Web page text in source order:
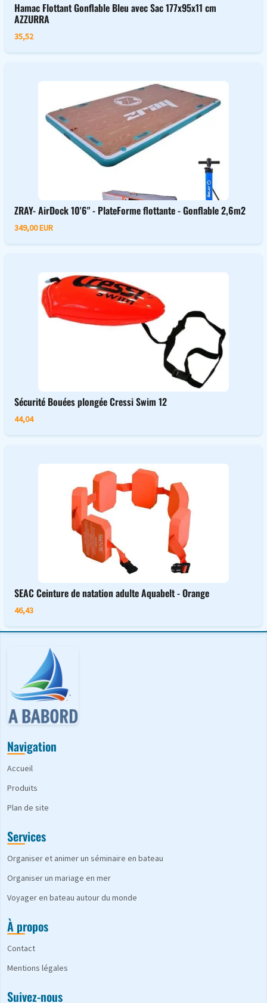
Hamac Flottant Gonflable Bleu avec Sac 177x95x11 cm
AZZURRA
35,52
ZRAY- AirDock 10'6" - PlateForme flottante - Gonflable 2,6m2
349,00 EUR
Sécurité Bouées plongée Cressi Swim 12
44,04
SEAC Ceinture de natation adulte Aquabelt - Orange
46,43
Navigation
Accueil
Produits
Plan de site
Services
Organiser et animer un séminaire en bateau
Organiser un mariage en mer
Voyager en bateau autour du monde
À propos
Contact
Mentions légales
Suivez-nous